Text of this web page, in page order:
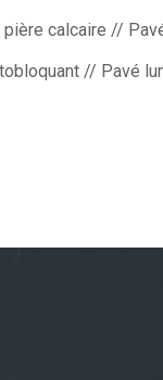
pière calcaire //
// Pavé